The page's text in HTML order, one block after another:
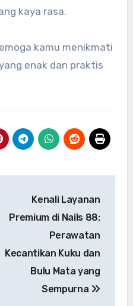
kaya rasa.
kamu menikmati
enak dan praktis
Kenali Layanan
Premium di Nails 88:
Perawatan
Kecantikan Kuku dan
Bulu Mata yang
Sempurna